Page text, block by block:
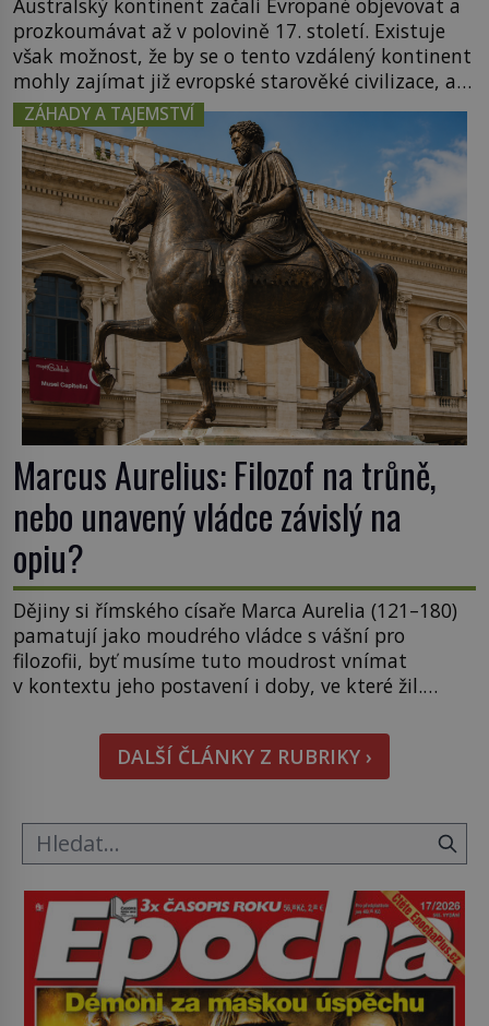
Australský kontinent začali Evropané objevovat a
prozkoumávat až v polovině 17. století. Existuje
však možnost, že by se o tento vzdálený kontinent
mohly zajímat již evropské starověké civilizace, a
to o 15 století dříve? Již od starověku kartografové
zakreslovali do map záhadný kontinent Terra
Australis – Jižní zemi. Proč? Do jisté míry to byl
smysl pro […]
ZÁHADY A TAJEMSTVÍ
Marcus Aurelius: Filozof na trůně,
nebo unavený vládce závislý na
opiu?
Dějiny si římského císaře Marca Aurelia (121–180)
pamatují jako moudrého vládce s vášní pro
filozofii, byť musíme tuto moudrost vnímat
v kontextu jeho postavení i doby, ve které žil.
pravdu na padrť a prohlásit, že to byl jen životem
unavený a drogou ovládaný muž? Marcus Aurelius
byl zastáncem stoicismu, učení, […]
DALŠÍ ČLÁNKY Z RUBRIKY ›